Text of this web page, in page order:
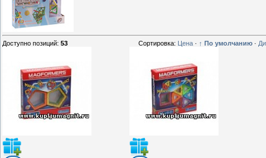
Доступно позиций: 53 Сортировка: Цена · ↑ По умолчанию ·